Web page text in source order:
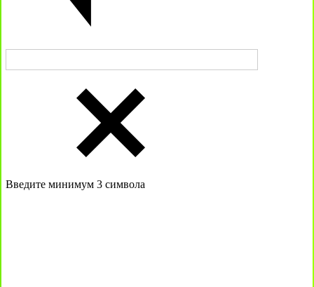
Введите минимум 3 символа